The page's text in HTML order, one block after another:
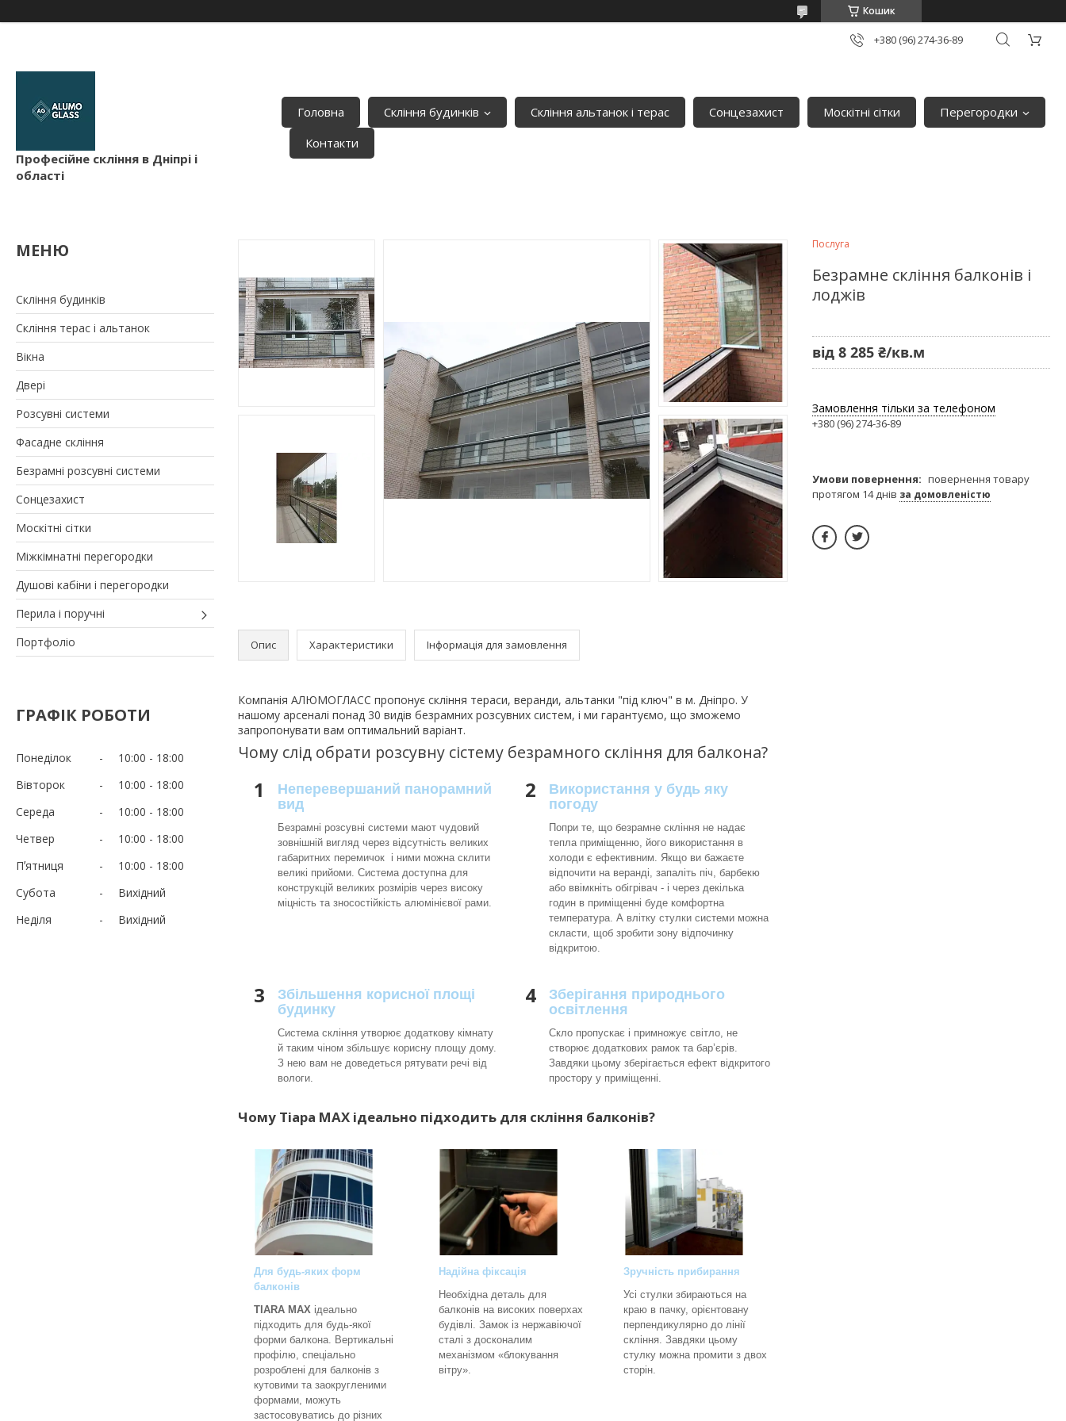
Кошик
+380 (96) 274-36-89
Професійне скління в Дніпрі і
області
Головна Скління будинків Скління альтанок і терас Сонцезахист Москітні сітки
Перегородки
Контакти
Скління будинків
Скління терас і альтанок
Вікна
Двері
Розсувні системи
Фасадне скління
Безрамні розсувні системи
Сонцезахист
Москітні сітки
Міжкімнатні перегородки
Душові кабіни і перегородки
Перила і поручні
Портфоліо
ГРАФІК РОБОТИ
Понеділок 10:00
18:00
Вівторок
10:00
18:00
Середа
10:00
18:00
Четвер
10:00
18:00
Пʼятниця
10:00
18:00
Субота
Вихідний
Неділя
Вихідний
Опис Характеристики Інформація для замовлення
Компанія АЛЮМОГЛАСС пропонує скління тераси, веранди, альтанки "під ключ" в м. Дніпро. У
нашому арсеналі понад 30 видів безрамних розсувних систем, і ми гарантуємо, що зможемо
запропонувати вам оптимальний варіант.
Чому слід обрати розсувну сістему безрамного скління для балкона?
1
Неперевершаний панорамний
вид
Безрамні розсувні системи мают чудовий
зовнішній вигляд через відсутність великих
габаритних перемичок і ними можна склити
великі прийоми. Система доступна для
конструкцій великих розмірів через високу
міцність та зносостійкість алюмінієвої рами.
2
Використання у будь яку
погоду
Попри те, що безрамне скління не надає
тепла приміщенню, його використання в
холоди є ефективним. Якщо ви бажаєте
відпочити на веранді, запаліть піч, барбекю
або ввімкніть обігрівач - і через декілька
годин в приміщенні буде комфортна
температура. А влітку стулки системи можна
скласти, щоб зробити зону відпочинку
відкритою.
3
Збільшення корисної площі
будинку
Система скління утворює додаткову кімнату
й таким чіном збільшує корисну площу дому.
З нею вам не доведеться рятувати речі від
вологи.
4
Зберігання природнього
освітлення
Скло пропускає і примножує світло, не
створює додаткових рамок та барʼєрів.
Завдяки цьому зберігається ефект відкритого
простору у приміщенні.
Чому Тіара MAX ідеально підходить для скління балконів?
Для будь-яких форм
балконів
TIARA MAX ідеально
підходить для будь-якої
форми балкона. Вертикальні
профілю, спеціально
розроблені для балконів з
кутовими та заокругленими
формами, можуть
застосовуватись до різних
Надійна фіксація
Необхідна деталь для
балконів на високих поверхах
будівлі. Замок із нержавіючої
сталі з досконалим
механізмом «блокування
вітру».
Зручність прибирання
Усі стулки збираються на
краю в пачку, орієнтовану
перпендикулярно до лінії
скління. Завдяки цьому
стулку можна промити з двох
сторін.
Послуга
Безрамне скління балконів і
лоджів
від 8 285 ₴/кв.м
Замовлення тільки за телефоном
+380 (96) 274-36-89
повернення товару
протягом 14 днів за домовленістю